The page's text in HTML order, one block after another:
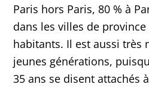
Paris hors Paris, 80 % à
dans les villes de
habitants. Il est aussi très
jeunes générations,
35 ans se disent attachés